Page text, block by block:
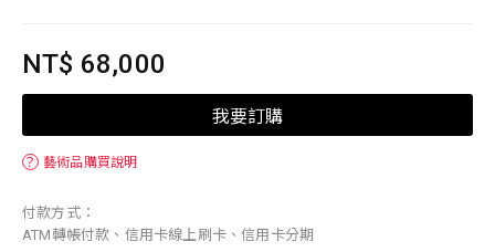
NT$ 68,000
我要訂購
？ 藝術品購買說明
付款方式：
ATM轉帳付款、信用卡線上刷卡、信用卡分期